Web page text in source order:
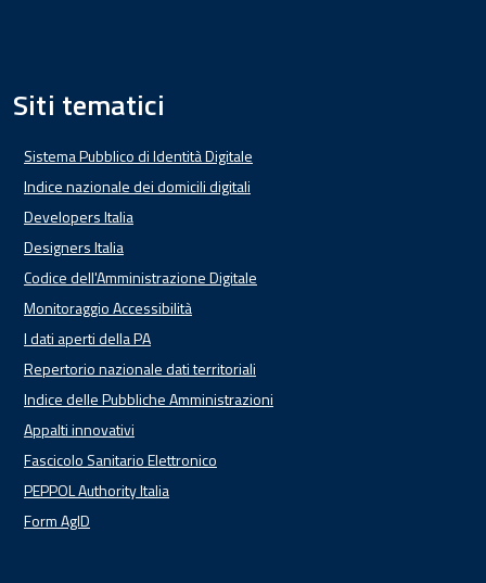
Siti tematici
Sistema Pubblico di Identità Digitale
Indice nazionale dei domicili digitali
Developers Italia
Designers Italia
Codice dell'Amministrazione Digitale
Monitoraggio Accessibilità
I dati aperti della PA
Repertorio nazionale dati territoriali
Indice delle Pubbliche Amministrazioni
Appalti innovativi
Fascicolo Sanitario Elettronico
PEPPOL Authority Italia
Form AgID